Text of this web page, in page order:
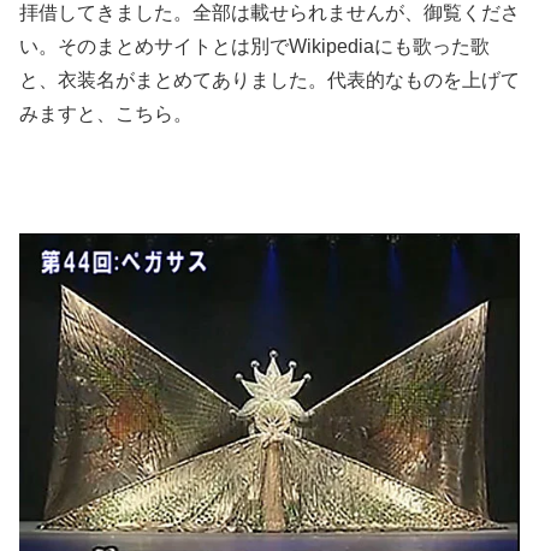
拝借してきました。全部は載せられませんが、御覧くださ
い。そのまとめサイトとは別でWikipediaにも歌った歌
と、衣装名がまとめてありました。代表的なものを上げて
みますと、こちら。